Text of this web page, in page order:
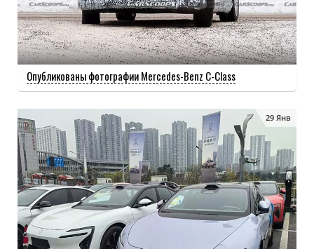
Опубликованы фотографии Mercedes-Benz C-Class
29 Янв